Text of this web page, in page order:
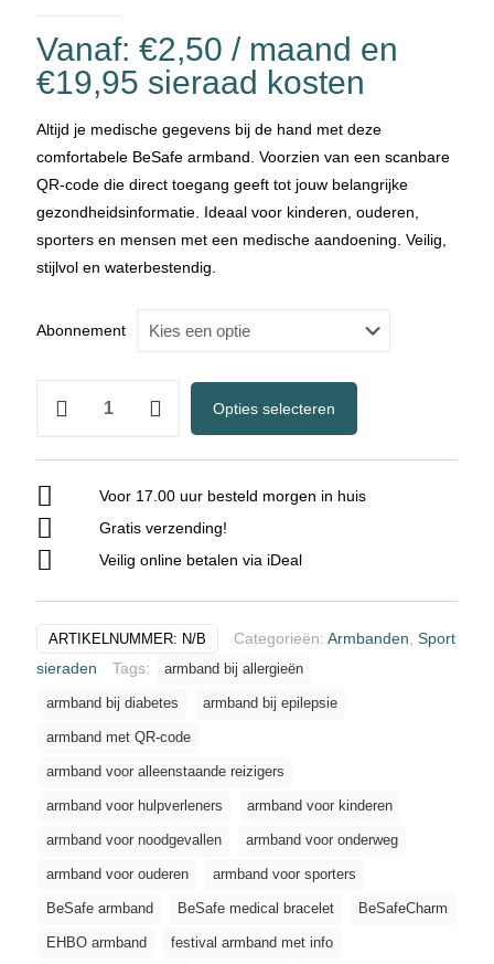
Vanaf: €2,50 / maand en
€19,95 sieraad kosten
Altijd je medische gegevens bij de hand met deze
comfortabele BeSafe armband. Voorzien van een scanbare
QR-code die direct toegang geeft tot jouw belangrijke
gezondheidsinformatie. Ideaal voor kinderen, ouderen,
sporters en mensen met een medische aandoening. Veilig,
stijlvol en waterbestendig.
Abonnement
Qr
Smalle
CM-
Blauw
aantal
Opties selecteren
Voor 17.00 uur besteld morgen in huis
Gratis verzending!
Veilig online betalen via iDeal
ARTIKELNUMMER: N/B Categorieën: Armbanden Sport
sieraden
Tags: armband bij allergieën
armband bij diabetes armband bij epilepsie
armband met QR-code
armband voor alleenstaande reizigers
armband voor hulpverleners armband voor kinderen
armband voor noodgevallen armband voor onderweg
armband voor ouderen armband voor sporters
BeSafe armband BeSafe medical bracelet BeSafeCharm
EHBO armband festival armband met info